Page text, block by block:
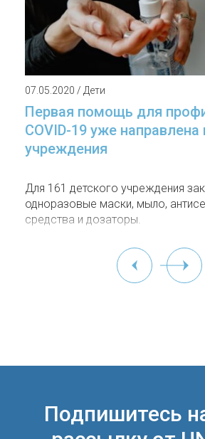
07.05.2020 / Дети
Первая помощь для
COVID-19 уже направлена
учреждения
Для 161 детского учреждения
одноразовые маски, мыло,
средства и дозаторы.
Подпишитесь